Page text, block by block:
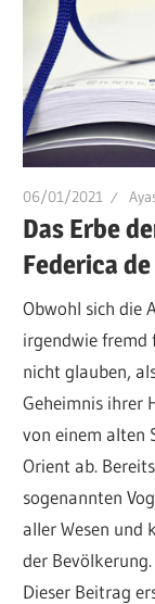
06/01/2021
Das Erbe
Federica de
Obwohl sich die
irgendwie fremd
nicht glauben,
Geheimnis ihrer
von einem alten
Orient ab.
sogenannten
aller Wesen und
der Bevölkerung.
Dieser Beitrag